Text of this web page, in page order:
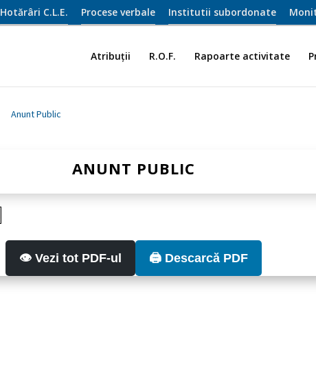
Hotărâri C.L.E. Procese verbale Institutii subordonate
Atribuții R.O.F. Rapoarte activitate
Anunt Public
ANUNT PUBLIC
👁️ Vezi tot PDF-ul 🖨️ Descarcă PDF